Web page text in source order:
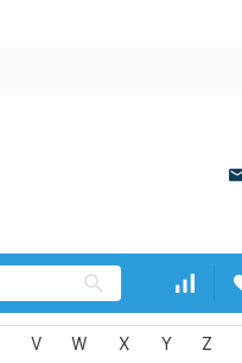
V W X Y Z